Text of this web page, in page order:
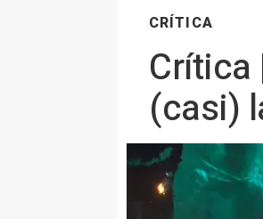
CRÍTICA
Crítica
(casi)